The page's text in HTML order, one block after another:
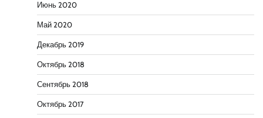
Июнь 2020
Май 2020
Декабрь 2019
Октябрь 2018
Сентябрь 2018
Октябрь 2017